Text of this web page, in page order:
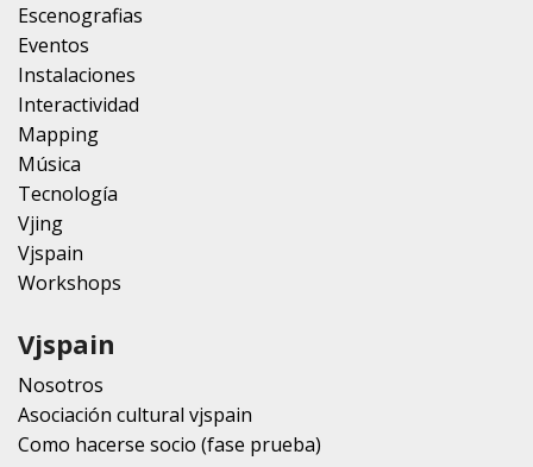
Escenografias
Eventos
Instalaciones
Interactividad
Mapping
Música
Tecnología
Vjing
Vjspain
Workshops
Vjspain
Nosotros
Asociación cultural vjspain
Como hacerse socio (fase prueba)